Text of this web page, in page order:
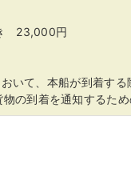
き 23,000円
いて、本船が到着す
の到着を通知するため